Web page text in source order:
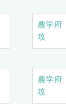
農学
攻
農学
攻